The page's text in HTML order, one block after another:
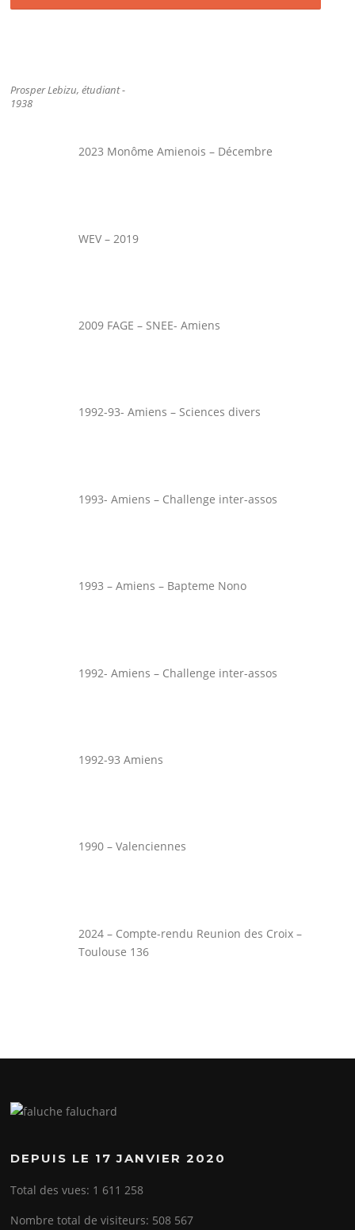
Prosper Lebizu, étudiant -
1938
2023 Monôme Amienois – Décembre
WEV – 2019
2009 FAGE – SNEE- Amiens
1992-93- Amiens – Sciences divers
1993- Amiens – Challenge inter-assos
1993 – Amiens – Bapteme Nono
1992- Amiens – Challenge inter-assos
1992-93 Amiens
1990 – Valenciennes
2024 – Compte-rendu Reunion des Croix –
Toulouse 136
DEPUIS LE 17 JANVIER 2020
Total des vues: 1 611 258
Nombre total de visiteurs: 508 567